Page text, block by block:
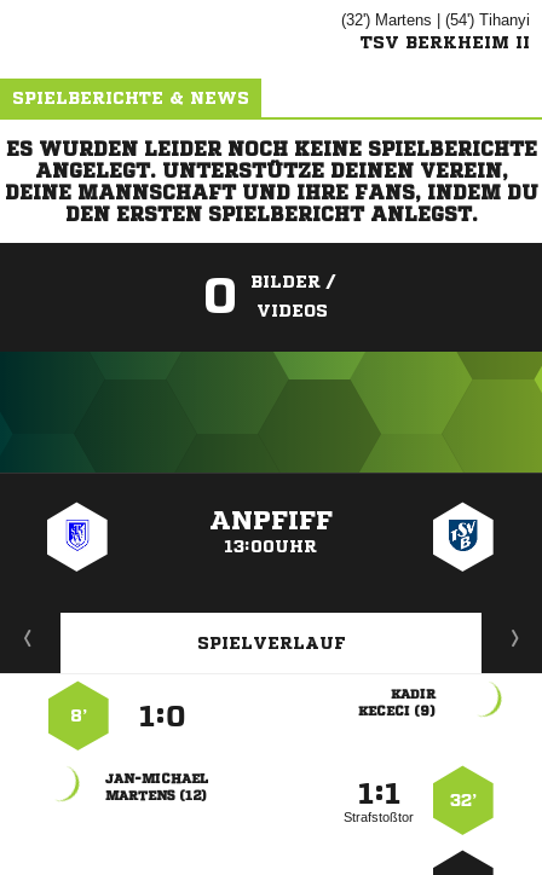
(32')  | (54') 
TSV BERKHEIM II
SPIELBERICHTE & NEWS
ES WURDEN LEIDER NOCH KEINE SPIELBERICHTE
ANGELEGT. UNTERSTÜTZE DEINEN VEREIN,
DEINE MANNSCHAFT UND IHRE FANS, INDEM DU
DEN ERSTEN SPIELBERICHT ANLEGST.
0
BILDER /
VIDEOS
ANPFIFF
13:00UHR
SPIELVERLAUF

 
:
8’
32’
:
Strafstoßtor

 